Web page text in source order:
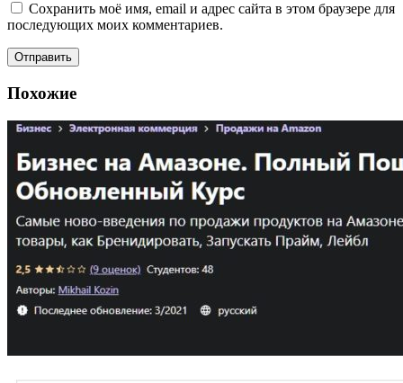
Сохранить моё имя, email и адрес сайта в этом браузере для
последующих моих комментариев.
Похожие